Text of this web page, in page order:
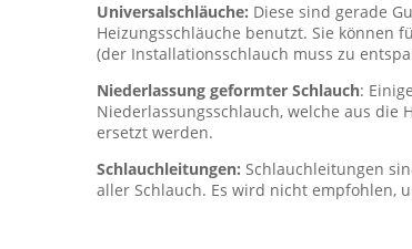
Universalschläuche: Diese sind gerade
Heizungsschläuche benutzt. Sie können
(der Installationsschlauch muss zu
Niederlassung geformter Schlauch:
Niederlassungsschlauch, welche aus
ersetzt werden.
Schlauchleitungen: Schlauchleitungen
aller Schlauch. Es wird nicht empfohlen,